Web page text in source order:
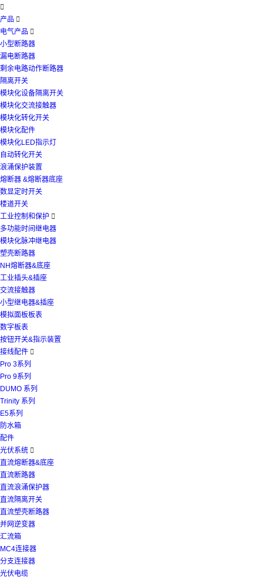

产品 
电气产品 
小型断路器
漏电断路器
剩余电路动作断路器
隔离开关
模块化设备隔离开关
模块化交流接触器
模块化转化开关
模块化配件
模块化LED指示灯
自动转化开关
浪涌保护装置
熔断器 &熔断器底座
数显定时开关
楼道开关
工业控制和保护 
多功能时间继电器
模块化脉冲继电器
塑壳断路器
NH熔断器&底座
工业插头&插座
交流接触器
小型继电器&插座
模拟面板板表
数字板表
按钮开关&指示装置
接线配件 
Pro 3系列
Pro 9系列
DUMO 系列
Trinity 系列
E5系列
防水箱
配件
光伏系统 
直流熔断器&底座
直流断路器
直流浪涌保护器
直流隔离开关
直流塑壳断路器
并网逆变器
汇流箱
MC4连接器
分支连接器
光伏电缆